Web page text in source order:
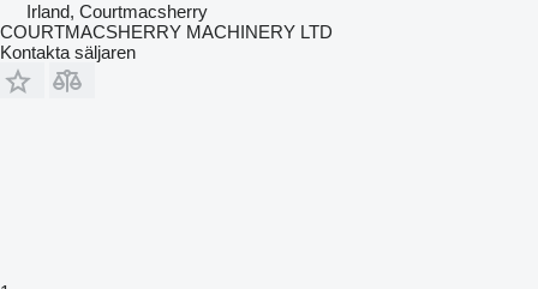
Irland, Courtmacsherry
COURTMACSHERRY MACHINERY LTD
Kontakta säljaren